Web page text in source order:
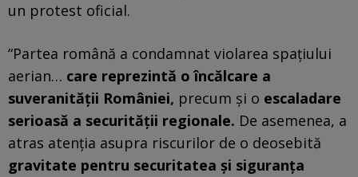
un protest oficial.
“Partea română a condamnat violarea spațiului
aerian… care reprezintă o încălcare a
suveranității României, precum și o escaladare
serioasă a securității regionale. De asemenea, a
atras atenția asupra riscurilor de o deosebită
gravitate pentru securitatea și siguranța